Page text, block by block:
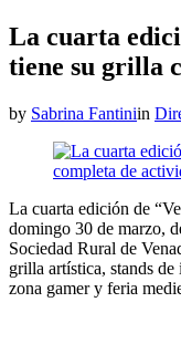
La cuarta
tiene su grilla
by Sabrina Fantiniin
La cuarta edición de
domingo 30 de marzo,
Sociedad Rural de
grilla artística, stands
zona gamer y feria